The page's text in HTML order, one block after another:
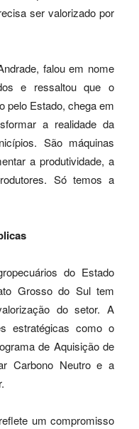
ser valorizado por
falou em nome
e ressaltou que o
pelo Estado, chega em
a realidade da
São máquinas
a produtividade, a
Só temos a
do Estado
Grosso do Sul tem
do setor. A
estratégicas como o
de Aquisição de
Carbono Neutro e a
um compromisso